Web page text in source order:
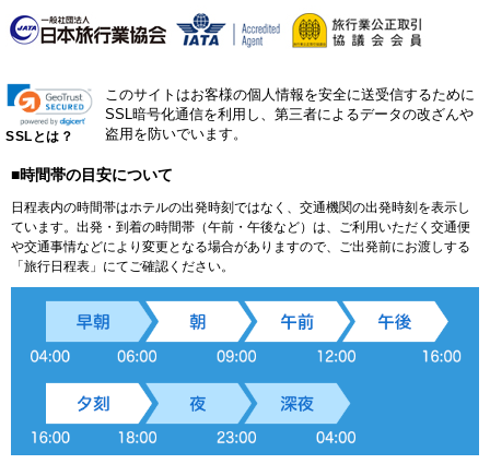
SSLとは？
このサイトはお客様の個人情報を安全に送受信するために
SSL暗号化通信を利用し、第三者によるデータの改ざんや
盗用を防いでいます。
■時間帯の目安について
日程表内の時間帯はホテルの出発時刻ではなく、交通機関の出発時刻を表示し
ています。出発・到着の時間帯（午前・午後など）は、ご利用いただく交通便
や交通事情などにより変更となる場合がありますので、ご出発前にお渡しする
「旅行日程表」にてご確認ください。